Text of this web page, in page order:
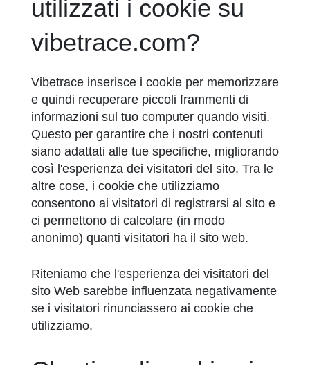
utilizzati i cookie su
vibetrace.com?
Vibetrace inserisce i cookie per memorizzare
e quindi recuperare piccoli frammenti di
informazioni sul tuo computer quando visiti.
Questo per garantire che i nostri contenuti
siano adattati alle tue specifiche, migliorando
così l'esperienza dei visitatori del sito. Tra le
altre cose, i cookie che utilizziamo
consentono ai visitatori di registrarsi al sito e
ci permettono di calcolare (in modo
anonimo) quanti visitatori ha il sito web.
Riteniamo che l'esperienza dei visitatori del
sito Web sarebbe influenzata negativamente
se i visitatori rinunciassero ai cookie che
utilizziamo.